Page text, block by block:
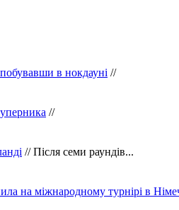
в нокдауні //
//
// Після семи раундів...
на міжнародному турнірі в